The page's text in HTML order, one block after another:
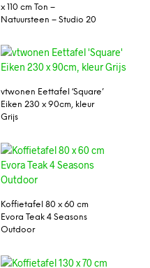
x 110 cm Ton –
Natuursteen – Studio 20
vtwonen Eettafel ‘Square’
Eiken 230 x 90cm, kleur
Grijs
Koffietafel 80 x 60 cm
Evora Teak 4 Seasons
Outdoor